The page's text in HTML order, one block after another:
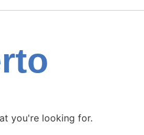
you're looking for.